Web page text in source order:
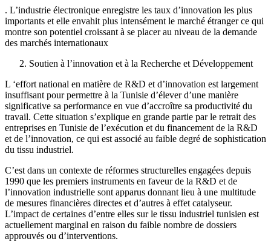
. L’industrie électronique enregistre les taux d’innovation les plus
importants et elle envahit plus intensément le marché étranger ce qui
montre son potentiel croissant à se placer au niveau de la demande
des marchés internationaux
Soutien à l’innovation et à la Recherche et Développement
L ‘effort national en matière de R&D et d’innovation est largement
insuffisant pour permettre à la Tunisie d’élever d’une manière
significative sa performance en vue d’accroître sa productivité du
travail. Cette situation s’explique en grande partie par le retrait des
entreprises en Tunisie de l’exécution et du financement de la R&D
et de l’innovation, ce qui est associé au faible degré de sophistication
du tissu industriel.
C’est dans un contexte de réformes structurelles engagées depuis
1990 que les premiers instruments en faveur de la R&D et de
l’innovation industrielle sont apparus donnant lieu à une multitude
de mesures financières directes et d’autres à effet catalyseur.
L’impact de certaines d’entre elles sur le tissu industriel tunisien est
actuellement marginal en raison du faible nombre de dossiers
approuvés ou d’interventions.